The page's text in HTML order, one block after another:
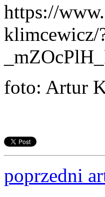
https://
foto: Artur
poprzedni